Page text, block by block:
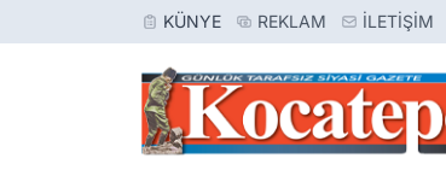
KÜNYE REKLAM İLETIŞIM